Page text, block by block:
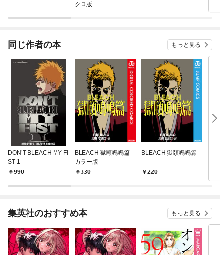
クロ版
同じ作者の本 もっと見る
DON’T BLEACH MY FI
ST 1
990
BLEACH 獄頤鳴鳴篇
カラー版
330
BLEACH 獄頤鳴鳴篇
220
デ
集英社のおすすめ本 もっと見る